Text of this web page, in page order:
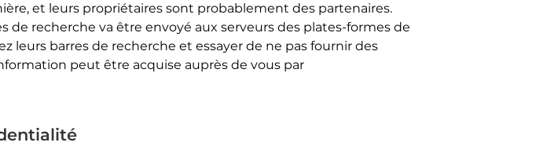
et leurs propriétaires sont probablement des partenaires.
recherche va être envoyé aux serveurs des plates-formes de
leurs barres de recherche et essayer de ne pas fournir des
peut être acquise auprès de vous par